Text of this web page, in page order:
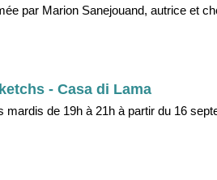
par Marion Sanejouand, autrice et
- Casa di Lama
de 19h à 21h à partir du 16